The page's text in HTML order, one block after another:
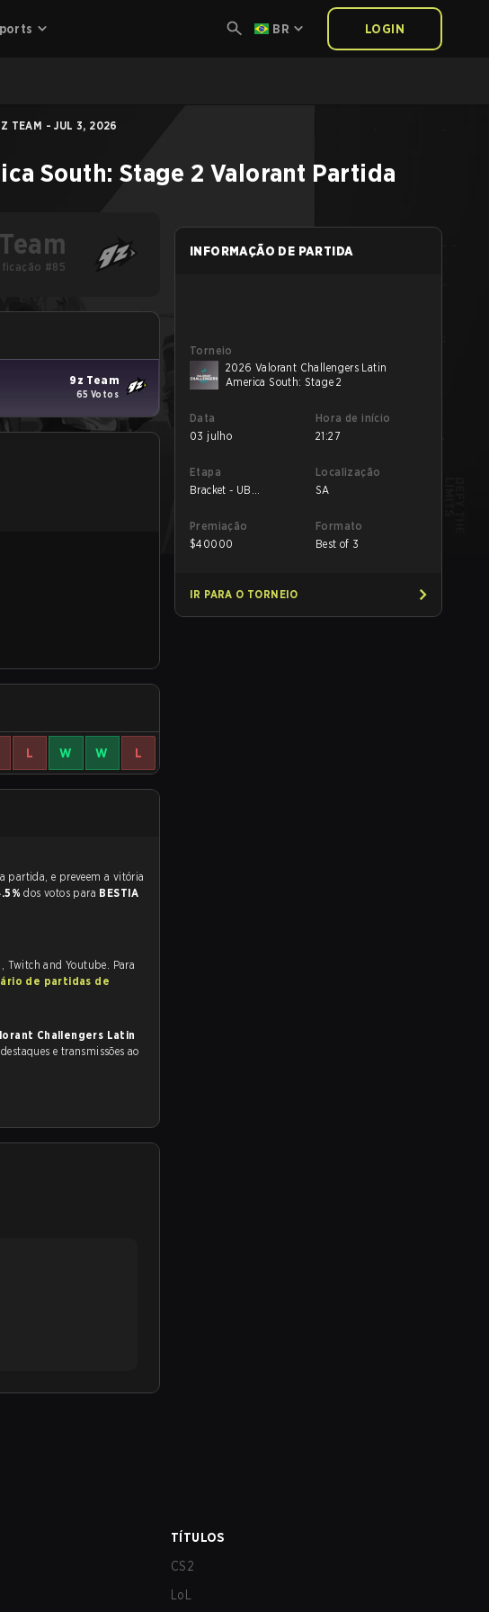
BR LOGIN
TEAM - JUL 3, 2026
South: Stage 2 Valorant Partida
#85
9z Team
65 Votos
L W W L
dos votos para BESTIA
Twitch and Youtube. Para
de partidas de
Challengers Latin
INFORMAÇÃO DE PARTIDA
Torneio
2026 Valorant Challengers Latin
America South: Stage 2
Data
03 julho
Hora de início
21:27
Etapa
Bracket - UB
Localização
SA
Premiação
$40000
Formato
Best of 3
IR PARA O TORNEIO
TÍTULOS
CS2
LoL